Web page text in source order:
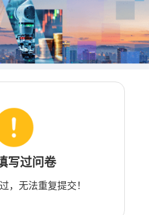
写过问卷
，无法重复提交！